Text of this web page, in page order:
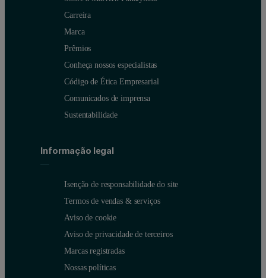
Carreira
Marca
Prêmios
Conheça nossos especialistas
Código de Ética Empresarial
Comunicados de imprensa
Sustentabilidade
Informação legal
Isenção de responsabilidade do site
Termos de vendas & serviços
Aviso de cookie
Aviso de privacidade de terceiros
Marcas registradas
Nossas políticas